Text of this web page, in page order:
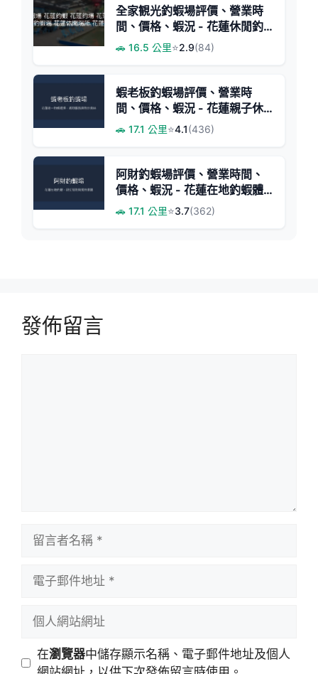
全家観光釣蝦場評價、營業時
間、價格、蝦況 - 花蓮休閒釣
蝦體驗
🚗 16.5 公里⭐2.9(84)
蝦老板釣蝦場評價、營業時
間、價格、蝦況 - 花蓮親子休
閒釣場
🚗 17.1 公里⭐4.1(436)
阿財釣蝦場評價、營業時間、
價格、蝦況 - 花蓮在地釣蝦體
🚗 17.1 公里⭐3.7(362)
發佈留言
址
站
在瀏覽器中儲存顯示名稱、電子郵件地址及個人